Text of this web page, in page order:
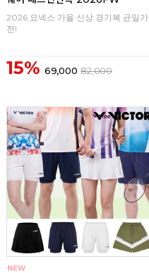
2026 요넥스 가을 신상 경기복 균일가
전!
15% 69,000 82,000